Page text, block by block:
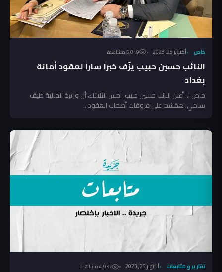
خاص أكتوبر 25, 2023 5٬819 مشاهدة
النائب حسين حبيب يزّف خبراً ساراً لعقود أمانة
بغداد
خاص |.. أعلن النائب حسين حبيب، امس الثلاثاء، أن وزيرة المالية طيف
سامي، همّشت على فروقات أصحاب العقود...
تقارير و متابعات أكتوبر 25, 2023 4٬932 مشاهدة